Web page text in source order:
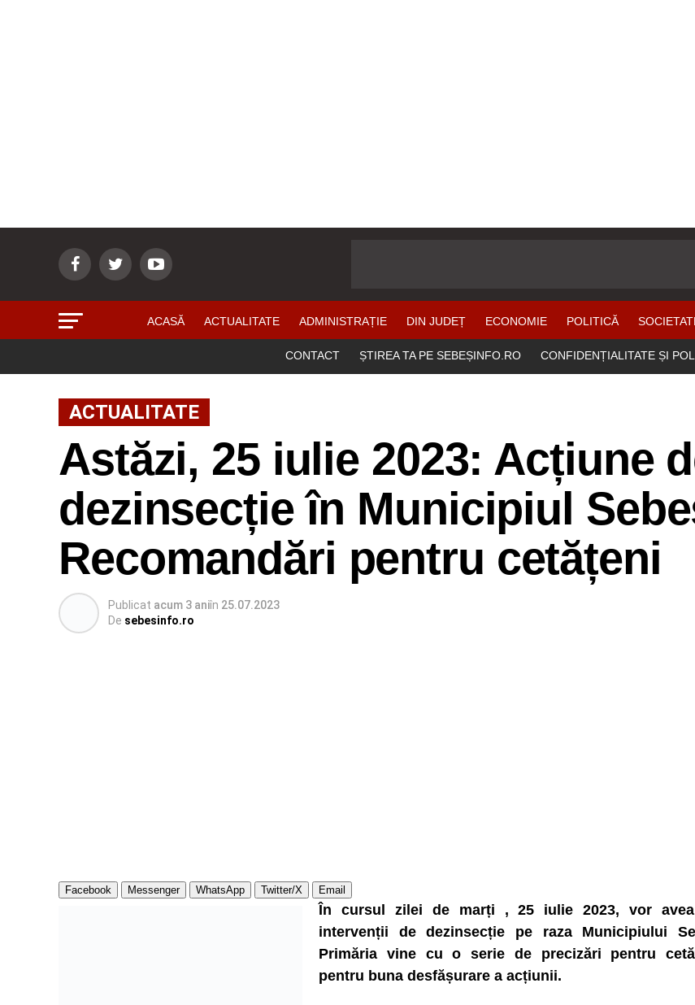
ACASĂ ACTUALITATE ADMINISTRAȚIE DIN JUDEȚ ECONOMIE POLITICĂ
CONTACT ȘTIREA TA PE SEBEȘINFO.RO CONFIDENȚIALITATE ȘI
ACTUALITATE
Astăzi, 25 iulie 2023: Acțiune
dezinsecție în Municipiul
Recomandări pentru cetățeni
Publicat acum 3 aniîn 25.07.2023
De sebesinfo.ro
Facebook Messenger WhatsApp Twitter/X Email
În cursul zilei de marți , 25 iulie 2023, vor
intervenții de dezinsecție pe raza Municipiului
Primăria vine cu o serie de precizări pentru
pentru buna desfășurare a acțiunii.